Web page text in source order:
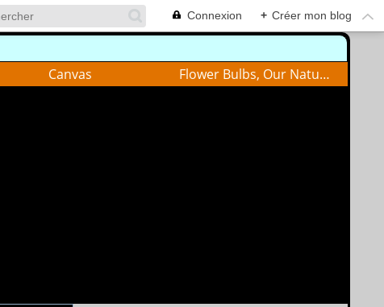
Connexion + Créer mon blog
Canvas Flower Bulbs, Our Nature